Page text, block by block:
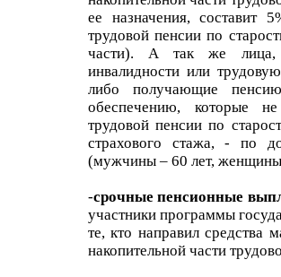
ее назначения,
трудовой пенсии по
части). А так же лица,
инвалидности или
либо получающие
обеспечению, которые
трудовой пенсии по
страхового стажа, - по
(мужчины – 60 лет, женщины
-срочные пенсионные
участники программы
те, кто направил средства
накопительной части